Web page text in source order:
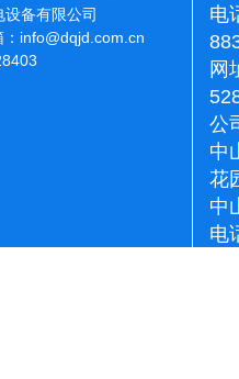
备有限公司
info@dqjd.com.cn
电
网
公
中
花
中
电